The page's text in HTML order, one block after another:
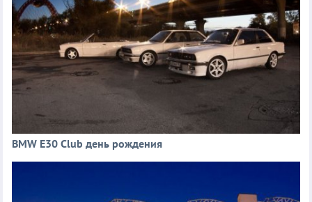
BMW E30 Club день рождения